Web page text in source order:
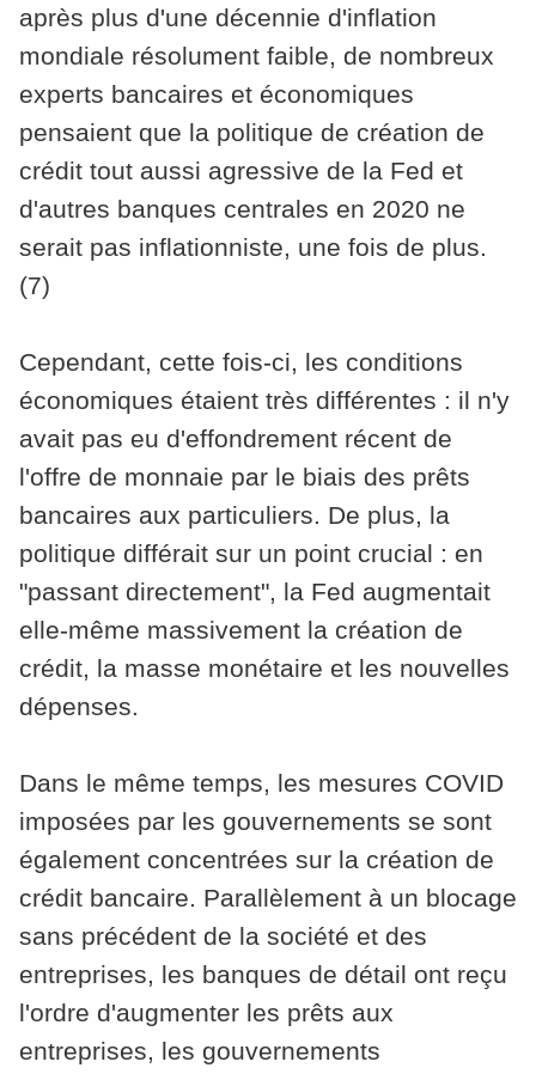
après plus d'une décennie d'inflation
mondiale résolument faible, de nombreux
experts bancaires et économiques
pensaient que la politique de création de
crédit tout aussi agressive de la Fed et
d'autres banques centrales en 2020 ne
serait pas inflationniste, une fois de plus.
(7)
Cependant, cette fois-ci, les conditions
économiques étaient très différentes : il n'y
avait pas eu d'effondrement récent de
l'offre de monnaie par le biais des prêts
bancaires aux particuliers. De plus, la
politique différait sur un point crucial : en
"passant directement", la Fed augmentait
elle-même massivement la création de
crédit, la masse monétaire et les nouvelles
dépenses.
Dans le même temps, les mesures COVID
imposées par les gouvernements se sont
également concentrées sur la création de
crédit bancaire. Parallèlement à un blocage
sans précédent de la société et des
entreprises, les banques de détail ont reçu
l'ordre d'augmenter les prêts aux
entreprises, les gouvernements